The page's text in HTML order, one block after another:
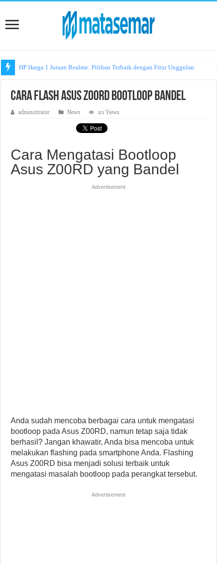
HP Harga 1 Jutaan Realme: Pilihan Terbaik dengan Fitur Unggulan
Cara Flash Asus Z00RD Bootloop Bandel
administrator News 121 Views
Cara Mengatasi Bootloop
Asus Z00RD yang Bandel
Advertisement
Anda sudah mencoba berbagai cara untuk mengatasi
bootloop pada Asus Z00RD, namun tetap saja tidak
berhasil? Jangan khawatir, Anda bisa mencoba untuk
melakukan flashing pada smartphone Anda. Flashing
Asus Z00RD bisa menjadi solusi terbaik untuk
mengatasi masalah bootloop pada perangkat tersebut.
Advertisement